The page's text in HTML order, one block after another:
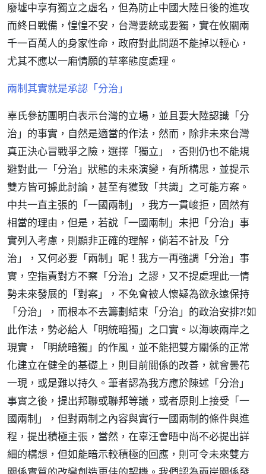
廢墟中享有獨立之虛名，但為防止中國大陸日後的進攻
而終日戰備，惶惶不安，台灣要統或要獨，實在攸關兩
千一百萬人的身家性命，政府對此問題不能掉以輕心，
尤其不應以一廂情願的草率態度處理。
兩制其實就是承認「分治」
辜氏參訪團明白表示台灣的立場，並且要大陸認識「分
治」的事實，自然是適當的作法，然而，除非未來台灣
真正決心冒戰爭之險，選擇「獨立」，否則仍也不能規
避對此一「分治」狀態的未來演變，有所構思，並提示
雙方皆可據此討論，甚至有獲致「共識」之可能方案。
中共一直主張的「一國兩制」，我方一貫峻拒，固然有
相當的理由，但是，若說「一國兩制」未把「分治」事
實列入考慮，則顯非正確的理解，倘若不計及「分
治」，又何必要「兩制」呢！我方一再強調「分治」事
實，空指責對方不察「分治」之謬，又不提處理此一情
勢未來發展的「對案」，不免會被人懷疑為欲永遠保持
「分治」，而根本不去籌劃結束「分治」的政治安排?!如
此作法，勢必給人「明統暗獨」之口實。以海峽兩岸之
現實，「明統暗獨」的作風，並不能把雙方關係的正常
化建立在健全的基礎上，則目前關係的改善，就會曇花
一現，或是難以持久。筆者認為我方應於陳述「分治」
事實之後，提出邦聯或聯邦等議，或者原則上接受「一
國兩制」，但對兩制之內容與實行一國兩制的條件與進
程，提出積極主張，當然，在辜汪會晤中尚不必提出詳
細的構想，但如能暗示較積極的回應，則可令未來雙方